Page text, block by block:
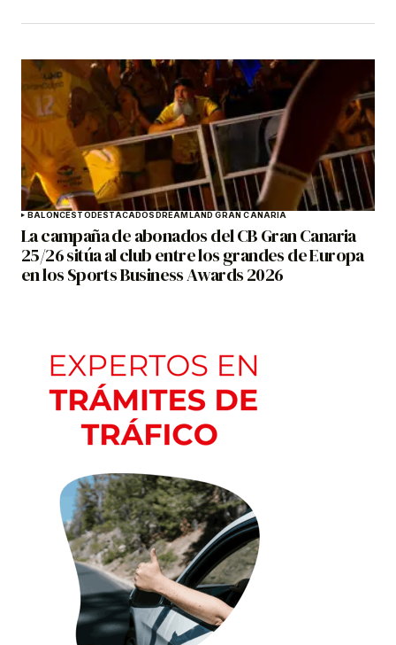
BALONCESTODESTACADOSDREAMLAND GRAN CANARIA
La campaña de abonados del CB Gran Canaria
25/26 sitúa al club entre los grandes de Europa
en los Sports Business Awards 2026